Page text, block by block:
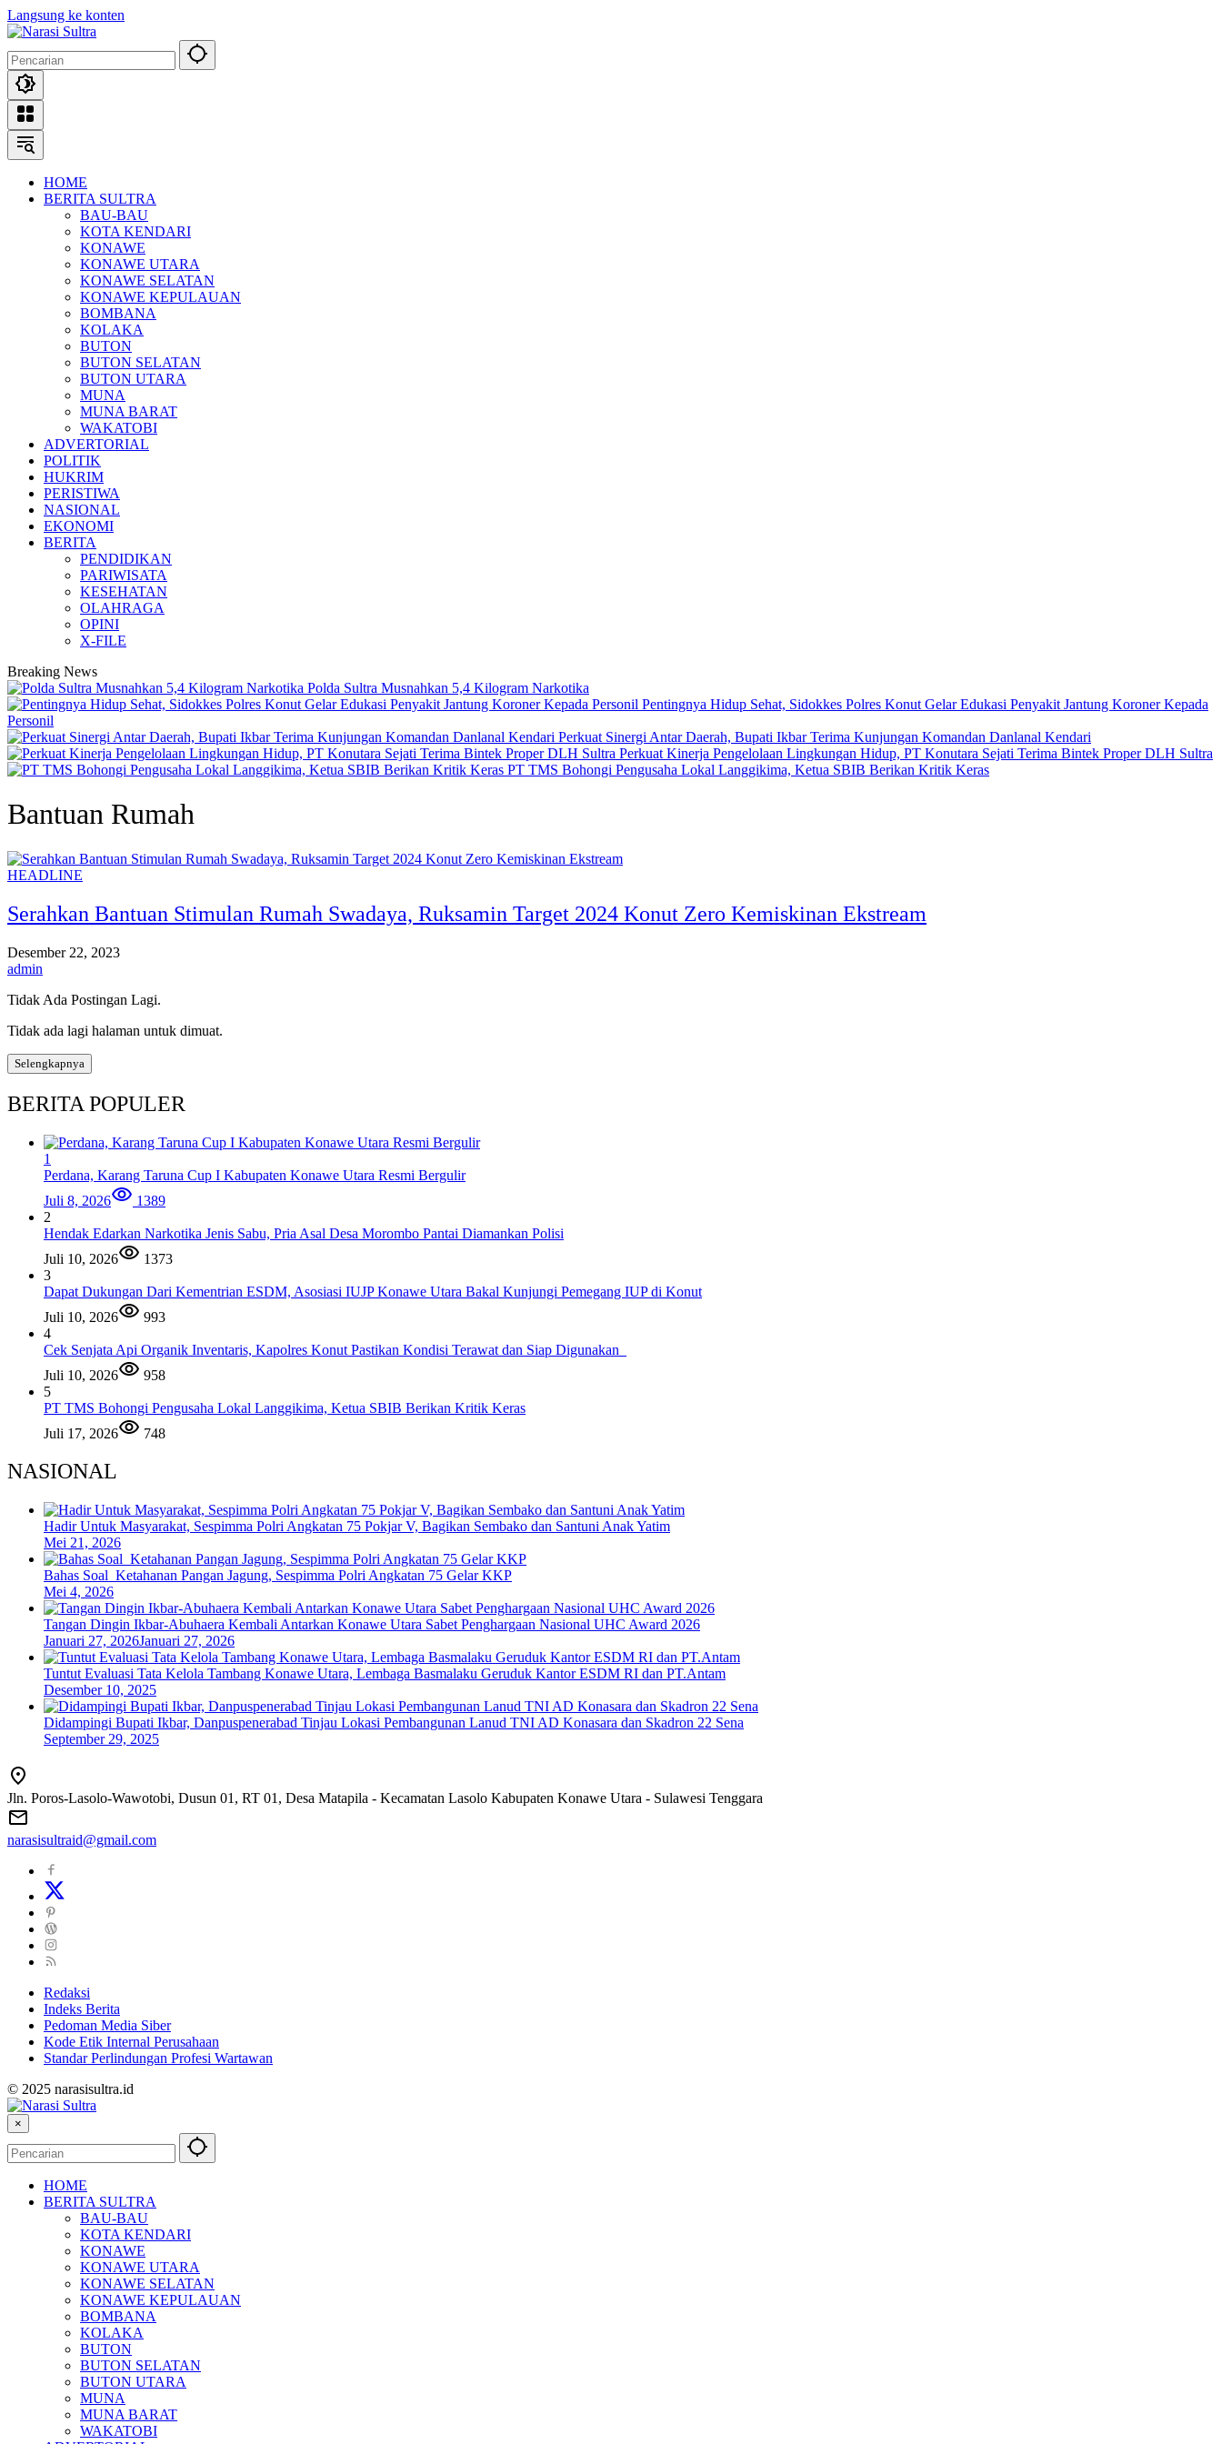
Langsung ke konten
HOME
BERITA SULTRA
BAU-BAU
KOTA KENDARI
KONAWE
KONAWE UTARA
KONAWE SELATAN
KONAWE KEPULAUAN
BOMBANA
KOLAKA
BUTON
BUTON SELATAN
BUTON UTARA
MUNA
MUNA BARAT
WAKATOBI
ADVERTORIAL
POLITIK
HUKRIM
PERISTIWA
NASIONAL
EKONOMI
BERITA
PENDIDIKAN
PARIWISATA
KESEHATAN
OLAHRAGA
OPINI
X-FILE
Breaking News
Polda Sultra Musnahkan 5,4 Kilogram Narkotika
Pentingnya Hidup Sehat, Sidokkes Polres Konut Gelar Edukasi Penyakit Jantung Koroner Kepada
Personil
Perkuat Sinergi Antar Daerah, Bupati Ikbar Terima Kunjungan Komandan Danlanal Kendari
Perkuat Kinerja Pengelolaan Lingkungan Hidup, PT Konutara Sejati Terima Bintek Proper DLH Sultra
PT TMS Bohongi Pengusaha Lokal Langgikima, Ketua SBIB Berikan Kritik Keras
Bantuan Rumah
HEADLINE
Serahkan Bantuan Stimulan Rumah Swadaya, Ruksamin Target 2024 Konut Zero Kemiskinan Ekstream
Desember 22, 2023
admin
Tidak Ada Postingan Lagi.
Tidak ada lagi halaman untuk dimuat.
Selengkapnya
BERITA POPULER
1
Perdana, Karang Taruna Cup I Kabupaten Konawe Utara Resmi Bergulir
Juli 8, 2026
1389
2
Hendak Edarkan Narkotika Jenis Sabu, Pria Asal Desa Morombo Pantai Diamankan Polisi
Juli 10, 2026
1373
3
Dapat Dukungan Dari Kementrian ESDM, Asosiasi IUJP Konawe Utara Bakal Kunjungi Pemegang IUP di Konut
Juli 10, 2026
993
4
Cek Senjata Api Organik Inventaris, Kapolres Konut Pastikan Kondisi Terawat dan Siap Digunakan
Juli 10, 2026
958
5
PT TMS Bohongi Pengusaha Lokal Langgikima, Ketua SBIB Berikan Kritik Keras
Juli 17, 2026
748
NASIONAL
Hadir Untuk Masyarakat, Sespimma Polri Angkatan 75 Pokjar V, Bagikan Sembako dan Santuni Anak Yatim
Mei 21, 2026
Bahas Soal Ketahanan Pangan Jagung, Sespimma Polri Angkatan 75 Gelar KKP
Mei 4, 2026
Tangan Dingin Ikbar-Abuhaera Kembali Antarkan Konawe Utara Sabet Penghargaan Nasional UHC Award 2026
Januari 27, 2026Januari 27, 2026
Tuntut Evaluasi Tata Kelola Tambang Konawe Utara, Lembaga Basmalaku Geruduk Kantor ESDM RI dan PT.Antam
Desember 10, 2025
Didampingi Bupati Ikbar, Danpuspenerabad Tinjau Lokasi Pembangunan Lanud TNI AD Konasara dan Skadron 22 Sena
September 29, 2025
Jln. Poros-Lasolo-Wawotobi, Dusun 01, RT 01, Desa Matapila - Kecamatan Lasolo Kabupaten Konawe Utara - Sulawesi Tenggara
narasisultraid@gmail.com
Redaksi
Indeks Berita
Pedoman Media Siber
Kode Etik Internal Perusahaan
Standar Perlindungan Profesi Wartawan
© 2025 narasisultra.id
×
HOME
BERITA SULTRA
BAU-BAU
KOTA KENDARI
KONAWE
KONAWE UTARA
KONAWE SELATAN
KONAWE KEPULAUAN
BOMBANA
KOLAKA
BUTON
BUTON SELATAN
BUTON UTARA
MUNA
MUNA BARAT
WAKATOBI